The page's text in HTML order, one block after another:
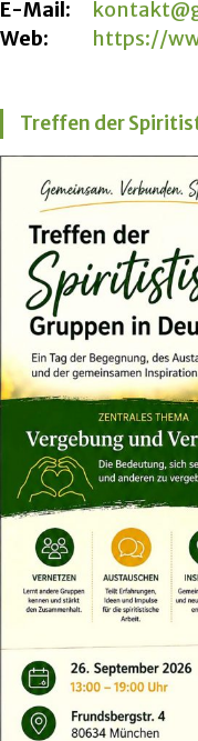
E-Mail:
Web:
https://
Treffen der